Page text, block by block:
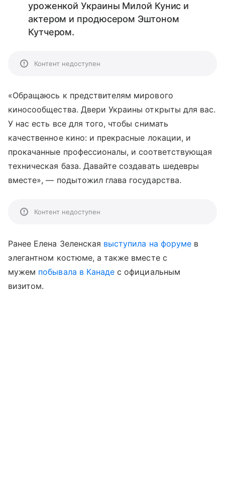
уроженкой Украины Милой Кунис и
актером и продюсером Эштоном
Кутчером.
Контент недоступен
«Обращаюсь к предствителям мирового
киносообщества. Двери Украины открыты для вас.
У нас есть все для того, чтобы снимать
качественное кино: и прекрасные локации, и
прокачанные профессионалы, и соответствующая
техническая база. Давайте создавать шедевры
вместе», — подытожил глава государства.
Контент недоступен
Ранее Елена Зеленская выступила на форумев
элегантном костюме, а также вместе с
мужем побывала в Канаде с официальным
визитом.